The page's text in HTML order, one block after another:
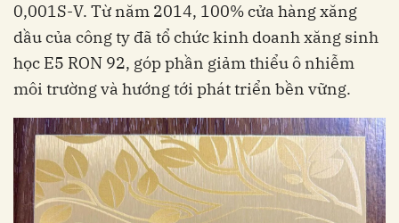
0,001S-V. Từ năm 2014, 100% cửa hàng xăng
dầu của công ty đã tổ chức kinh doanh xăng sinh
học E5 RON 92, góp phần giảm thiểu ô nhiễm
môi trường và hướng tới phát triển bền vững.